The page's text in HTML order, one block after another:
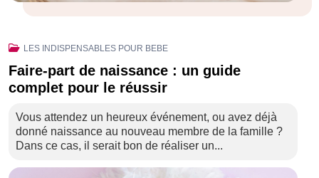
LES INDISPENSABLES POUR BEBE
Faire-part de naissance : un guide
complet pour le réussir
Vous attendez un heureux événement, ou avez déjà
donné naissance au nouveau membre de la famille ?
Dans ce cas, il serait bon de réaliser un...